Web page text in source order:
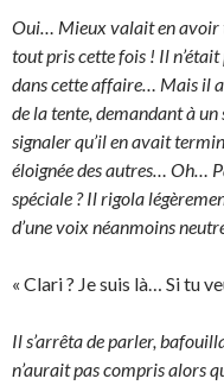
Oui… Mieux valait en avoir
tout pris cette fois ! Il
dans cette affaire… Mais il
de la tente, demandant à
signaler qu’il en avait
éloignée des autres… Oh…
spéciale ? Il rigola
d’une voix néanmoins
« Clari ? Je suis là… Si tu
Il s’arrêta de parler,
n’aurait pas compris alors